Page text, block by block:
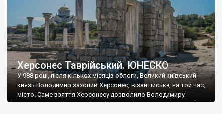
Херсонес Таврійський. ЮНЕСКО
У 988 році, після кількох місяців облоги, Великий київський
князь Володимир захопив Херсонес, візантійське, на той час,
місто. Саме взяття Херсонесу дозволило Володимиру
диктувати свої умови візантійському імператору Василю ІІ, та